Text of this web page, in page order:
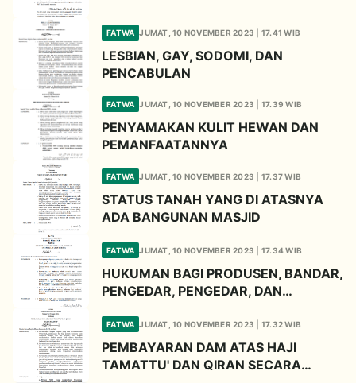
FATWA JUMAT, 10 NOVEMBER 2023 | 17.41 WIB
LESBIAN, GAY, SODOMI, DAN
PENCABULAN
FATWA JUMAT, 10 NOVEMBER 2023 | 17.39 WIB
PENYAMAKAN KULIT HEWAN DAN
PEMANFAATANNYA
FATWA JUMAT, 10 NOVEMBER 2023 | 17.37 WIB
STATUS TANAH YANG DI ATASNYA
ADA BANGUNAN MASJID
FATWA JUMAT, 10 NOVEMBER 2023 | 17.34 WIB
HUKUMAN BAGI PRODUSEN, BANDAR,
PENGEDAR, PENGEDAR, DAN
FATWA JUMAT, 10 NOVEMBER 2023 | 17.32 WIB
PEMBAYARAN DAM ATAS HAJI
TAMATTU' DAN QIRAN SECARA